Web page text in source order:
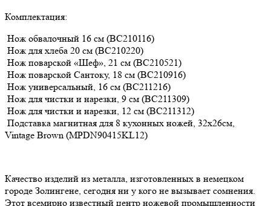
Комплектация:
Нож обвалочный 16 см (BC210116)
Нож для хлеба 20 см (BC210220)
Нож поварской «Шеф», 21 см (BC210521)
Нож поварской Сантоку, 18 см (BC210916)
Нож универсальный, 16 см (BC211216)
Нож для чистки и нарезки, 9 см (BC211309)
Нож для чистки и нарезки, 12 см (BC211312)
Подставка магнитная для 8 кухонных ножей, 32х26см,
Vintage Brown (MPDN90415KL12)
Качество изделий из металла, изготовленных в немецком
городе Золингене, сегодня ни у кого не вызывает сомнения.
Этот всемирно известный центр ножевой промышленности